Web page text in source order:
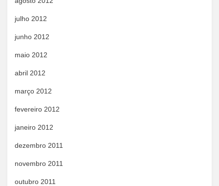
julho 2012
junho 2012
maio 2012
abril 2012
março 2012
fevereiro 2012
janeiro 2012
dezembro 2011
novembro 2011
outubro 2011